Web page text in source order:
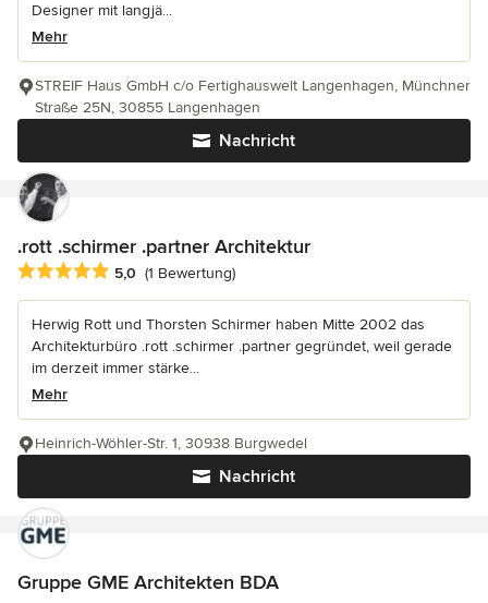
Designer mit langjä...
Mehr
Nachricht
STREIF Haus GmbH c/o Fertighauswelt Langenhagen, Münchner
Straße 25N, 30855 Langenhagen
.rott .schirmer .partner Architektur
Durchschnittliche Bewertung: 5 von 5 Sternen
5,0 (1 Bewertung)
Herwig Rott und Thorsten Schirmer haben Mitte 2002 das
Architekturbüro .rott .schirmer .partner gegründet, weil gerade
im derzeit immer stärke...
Mehr
Nachricht
Heinrich-Wöhler-Str. 1, 30938 Burgwedel
Gruppe GME Architekten BDA